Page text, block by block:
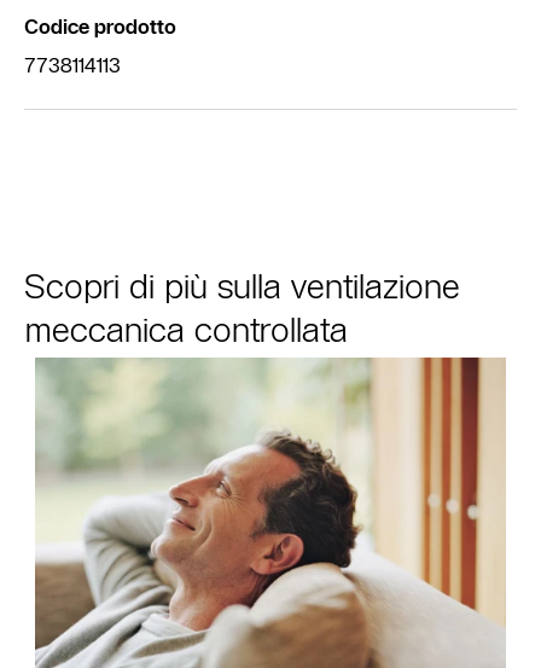
Codice prodotto
7738114113
Scopri di più sulla ventilazione
meccanica controllata